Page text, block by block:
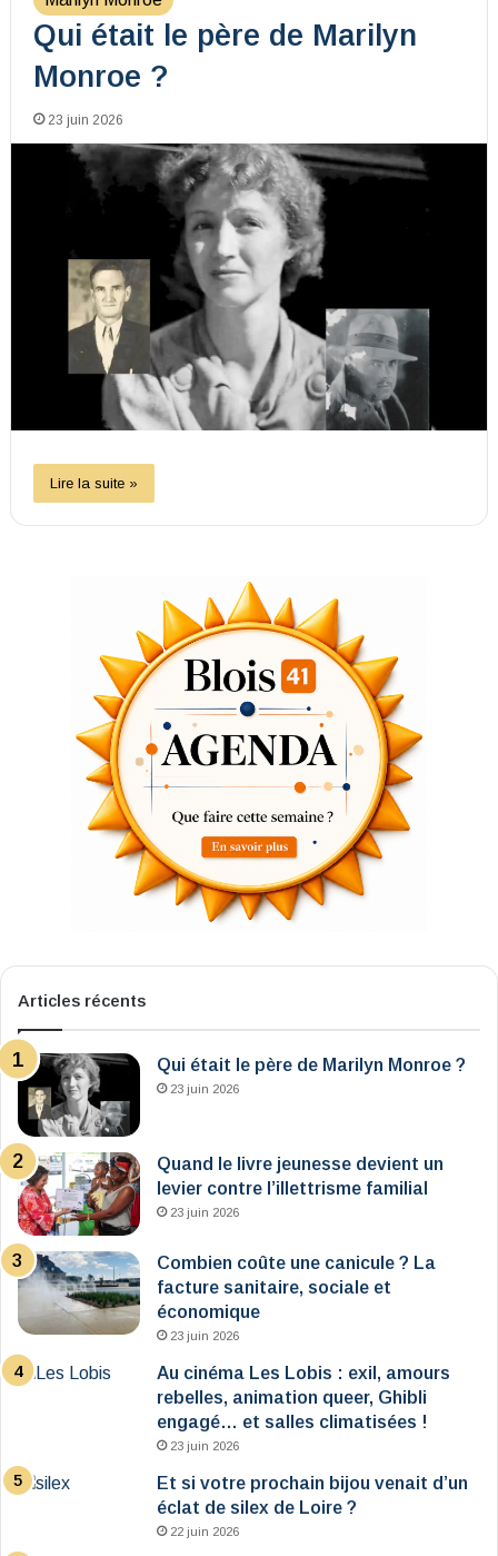
Qui était le père de Marilyn
Monroe ?
23 juin 2026
Lire la suite »
Articles récents
Qui était le père de Marilyn Monroe ?
23 juin 2026
Quand le livre jeunesse devient un
levier contre l’illettrisme familial
23 juin 2026
Combien coûte une canicule ? La
facture sanitaire, sociale et
économique
23 juin 2026
Au cinéma Les Lobis : exil, amours
rebelles, animation queer, Ghibli
engagé… et salles climatisées !
23 juin 2026
Et si votre prochain bijou venait d’un
éclat de silex de Loire ?
22 juin 2026